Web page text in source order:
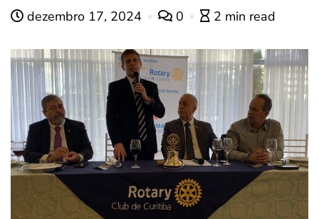
dezembro 17, 2024 0 2 min read